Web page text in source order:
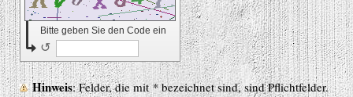
Bitte geben Sie den Code ein
↺
Hinweis : Felder, die mit*bezeichnet sind, sind Pflichtfelder.